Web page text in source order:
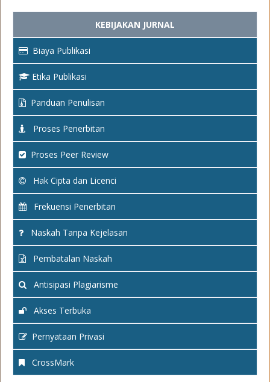
KEBIJAKAN JURNAL
Biaya Publikasi
Etika Publikasi
Panduan Penulisan
Proses Penerbitan
Proses Peer Review
Hak Cipta dan Licenci
Frekuensi Penerbitan
Naskah Tanpa Kejelasan
Pembatalan Naskah
Antisipasi Plagiarisme
Akses Terbuka
Pernyataan Privasi
CrossMark